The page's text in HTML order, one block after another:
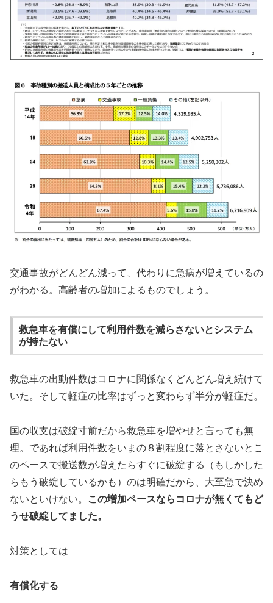
交通事故がどんどん減って、代わりに急病が増えているの
がわかる。高齢者の増加によるものでしょう。
救急車を有償にして利用件数を減らさないとシステム
が持たない
救急車の出動件数はコロナに関係なくどんどん増え続けて
いた。そして軽症の比率はずっと変わらず半分が軽症だ。
国の収支は破綻寸前だから救急車を増やせと言っても無
理。であれば利用件数をいまの８割程度に落とさないとこ
のペースで搬送数が増えたらすぐに破綻する（もしかした
らもう破綻しているかも）のは明確だから、大至急で決め
ないといけない。
この増加ペースならコロナが無くてもど
うせ破綻してました。
対策としては
有償化する